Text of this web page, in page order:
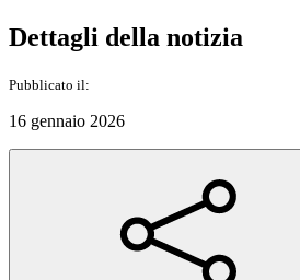
Dettagli della notizia
Pubblicato il:
16 gennaio 2026